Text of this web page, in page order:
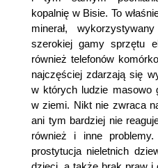
kopalnię w Bisie. To
minerał,
szerokiej gamy sprzętu
również telefonów
najczęściej zdarzają się
w których ludzie masowo
w ziemi. Nikt nie zwraca
ani tym bardziej nie
również i inne problemy.
prostytucja nieletnich